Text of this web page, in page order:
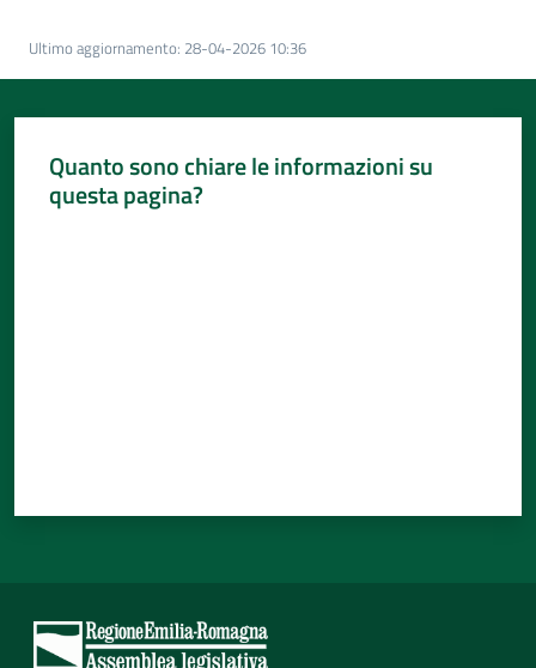
Per
Per
cittadini
Ultimo aggiornamento: 28-04-2026 10:36
Quanto sono chiare le informazioni su
questa pagina?